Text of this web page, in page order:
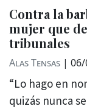
Contra la
mujer que
tribunales
Alas Tensas |
“Lo hago en
quizás nunca